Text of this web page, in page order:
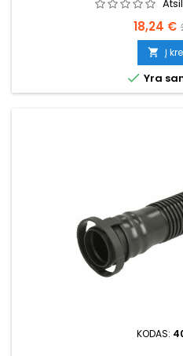
Kaina
18,24 €
 Į
 Yra
KODAS: